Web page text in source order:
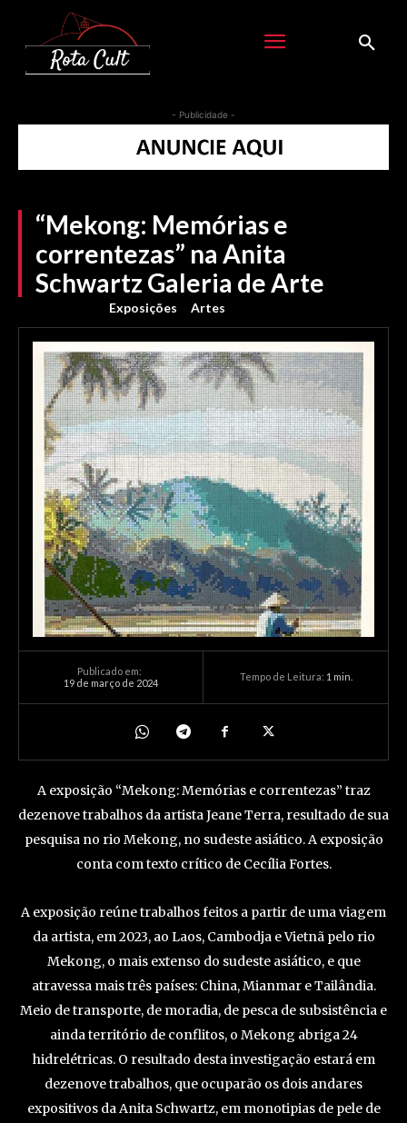
- Publicidade -
“Mekong: Memórias e
correntezas” na Anita
Schwartz Galeria de Arte
Exposições Artes
Publicado em:
19 de março de 2024
Tempo de Leitura: 1 min.
A exposição “Mekong: Memórias e correntezas” traz
dezenove trabalhos da artista Jeane Terra, resultado de sua
pesquisa no rio Mekong, no sudeste asiático. A exposição
conta com texto crítico de Cecília Fortes.
A exposição reúne trabalhos feitos a partir de uma viagem
da artista, em 2023, ao Laos, Cambodja e Vietnã pelo rio
Mekong, o mais extenso do sudeste asiático, e que
atravessa mais três países: China, Mianmar e Tailândia.
Meio de transporte, de moradia, de pesca de subsistência e
ainda território de conflitos, o Mekong abriga 24
hidrelétricas. O resultado desta investigação estará em
dezenove trabalhos, que ocuparão os dois andares
expositivos da Anita Schwartz, em monotipias de pele de